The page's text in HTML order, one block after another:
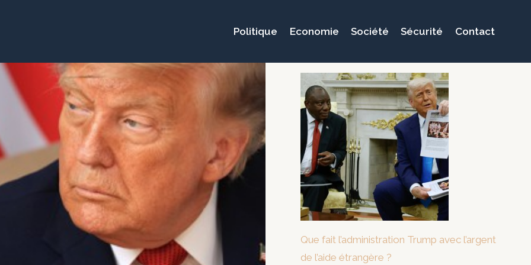
Politique Economie Société Sécurité Contact
Que fait l’administration Trump avec l’argent
de l’aide étrangère ?